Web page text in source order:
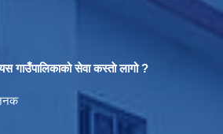
गाउँपालिकाको सेवा कस्ताे लागो ?